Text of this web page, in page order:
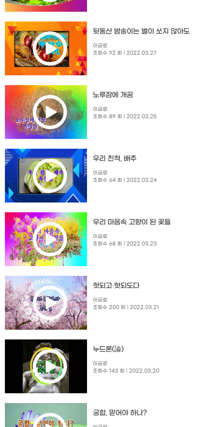
뒷동산 밤송이는 벌이 쏘지 않아도
이금로
조회수 92 회
| 2022.03.27
노루잠에 개꿈
이금로
조회수 89 회
| 2022.03.25
우리 친척, 배추
이금로
조회수 64 회
| 2022.03.24
우리 마음속 고향이 된 꽃들
이금로
조회수 68 회
| 2022.03.23
헛되고 헛되도다
이금로
조회수 200 회
| 2022.03.21
누드론(論)
이금로
조회수 143 회
| 2022.03.20
궁합, 믿어야 하나?